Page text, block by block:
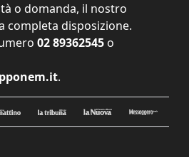
o domanda, il nostro
completa disposizione.
02 89362545 o
.